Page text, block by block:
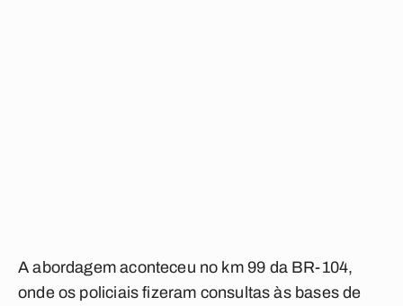
A abordagem aconteceu no km 99 da BR-104,
onde os policiais fizeram consultas às bases de